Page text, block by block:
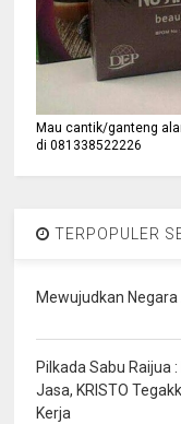
Mau cantik/ganteng
di 081338522226
TERPOPULER
Mewujudkan
Pilkada Sabu Raijua
Jasa, KRISTO
Kerja